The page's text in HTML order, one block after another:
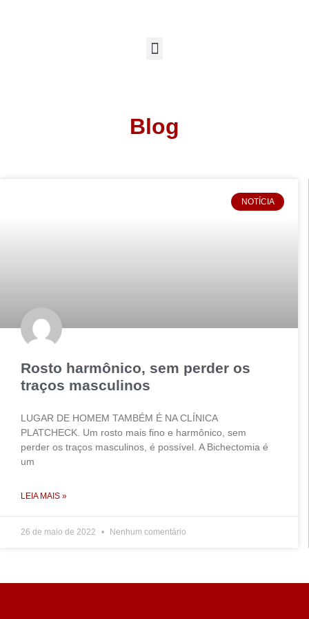
Blog
NOTÍCIA
Rosto harmônico, sem perder os
traços masculinos
LUGAR DE HOMEM TAMBÉM É NA CLÍNICA
PLATCHECK. Um rosto mais fino e harmônico, sem
perder os traços masculinos, é possível. A Bichectomia é
um
LEIA MAIS »
26 de maio de 2022 Nenhum comentário